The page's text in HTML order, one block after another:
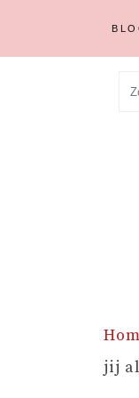
jij